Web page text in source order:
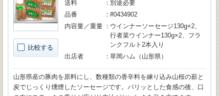
比較する
送料
別途必要
品番
#0434902
内容量／重量
ウインナーソーセージ130g×2、
行者菜ウインナー130g×2、フラ
ンクフルト2本入り
出店者
草岡ハム（山形県）
山形県産の豚肉を原料にし、数種類の香辛料を練り込み山桜の薪と
炭でじっくり燻煙したソーセージです。パリッとした食感の後、口